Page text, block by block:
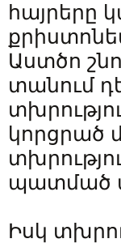
հայրերը
Աստծո
տանում
կորցրած
պատմած
Իսկ